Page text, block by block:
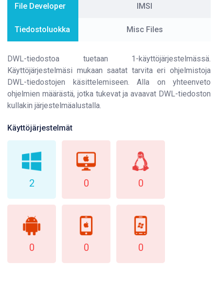
File Developer IMSI
Tiedostoluokka Misc Files
DWL-tiedostoa tuetaan 1-käyttöjärjestelmässä.
Käyttöjärjestelmäsi mukaan saatat tarvita eri ohjelmistoja
DWL-tiedostojen käsittelemiseen. Alla on yhteenveto
ohjelmien määrästä, jotka tukevat ja avaavat DWL-tiedoston
kullakin järjestelmäalustalla.
Käyttöjärjestelmät
2 0 0
0 0 0